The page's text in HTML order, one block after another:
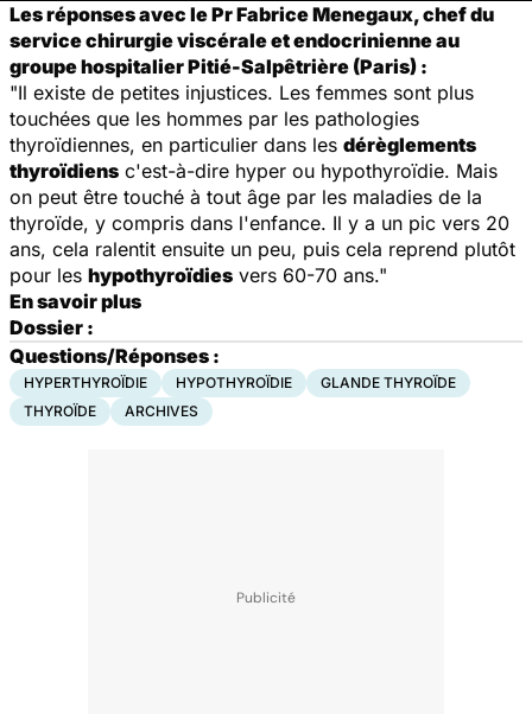
Les réponses avec le Pr Fabrice Menegaux, chef du
service chirurgie viscérale et endocrinienne au
groupe hospitalier Pitié-Salpêtrière (Paris) :
"Il existe de petites injustices. Les femmes sont plus
touchées que les hommes par les pathologies
thyroïdiennes, en particulier dans les dérèglements
thyroïdiens c'est-à-dire hyper ou hypothyroïdie. Mais
on peut être touché à tout âge par les maladies de la
thyroïde, y compris dans l'enfance. Il y a un pic vers 20
ans, cela ralentit ensuite un peu, puis cela reprend plutôt
pour les hypothyroïdies vers 60-70 ans."
En savoir plus
Dossier :
Questions/Réponses :
HYPERTHYROÏDIE HYPOTHYROÏDIE
GLANDE THYROÏDE
THYROÏDE
ARCHIVES